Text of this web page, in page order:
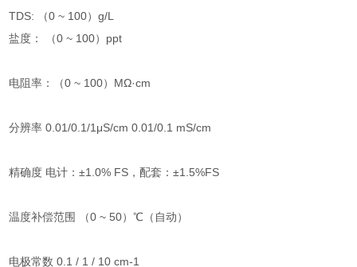
TDS: （0 ~ 100）g/L
盐度： （0 ~ 100）ppt
电阻率：（0 ~ 100）MΩ·cm
分辨率 0.01/0.1/1μS/cm 0.01/0.1 mS/cm
精确度 电计：±1.0% FS，配套：±1.5%FS
温度补偿范围 （0 ~ 50）℃（自动）
电极常数 0.1 / 1 / 10 cm-1